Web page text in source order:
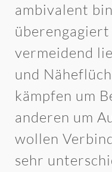
ambivalent
überengagiert
vermeidend
und
kämpfen um
anderen um
wollen
sehr